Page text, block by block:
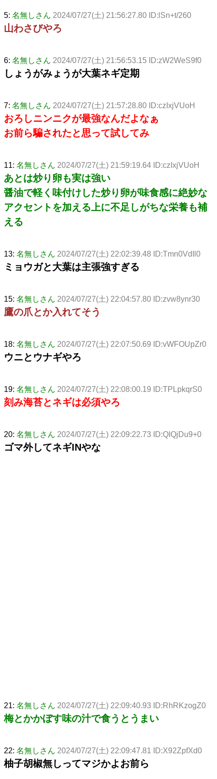
5: 名無しさん 2024/07/27(土) 21:56:27.80 ID:lSn+t/260
山わさびやろ
6: 名無しさん 2024/07/27(土) 21:56:53.15 ID:zW2WeS9f0
しょうがみょうが大葉ネギ定期
7: 名無しさん 2024/07/27(土) 21:57:28.80 ID:czIxjVUoH
おろしニンニクが最強なんだよなぁ
お前ら騙されたと思って試してみ
11: 名無しさん 2024/07/27(土) 21:59:19.64 ID:czIxjVUoH
あとは炒り卵も実は強い
醤油で軽く味付けした炒り卵が味食感に絶妙な
アクセントを加える上に不足しがちな栄養も補
える
13: 名無しさん 2024/07/27(土) 22:02:39.48 ID:Tmn0VdIl0
ミョウガと大葉は主張強すぎる
15: 名無しさん 2024/07/27(土) 22:04:57.80 ID:zvw8ynr30
鷹の爪とか入れてそう
18: 名無しさん 2024/07/27(土) 22:07:50.69 ID:vWFOUpZr0
ウニとウナギやろ
19: 名無しさん 2024/07/27(土) 22:08:00.19 ID:TPLpkqrS0
刻み海苔とネギは必須やろ
20: 名無しさん 2024/07/27(土) 22:09:22.73 ID:QIQjDu9+0
ゴマ外してネギINやな
21: 名無しさん 2024/07/27(土) 22:09:40.93 ID:RhRKzogZ0
梅とかかぼす味の汁で食うとうまい
22: 名無しさん 2024/07/27(土) 22:09:47.81 ID:X92ZpfXd0
柚子胡椒無しってマジかよお前ら